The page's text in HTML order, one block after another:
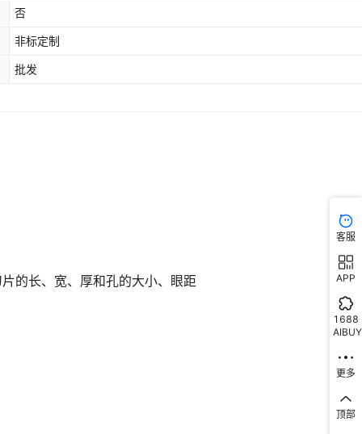
否
非标定制
批发
客服
APP
1688
AIBUY
更多
顶部